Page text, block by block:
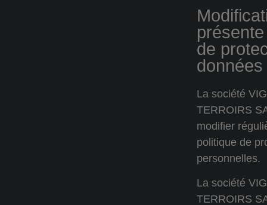
de
données
La société
TERROIRS
modifier
politique de
personnelles.
La société
TERROIRS